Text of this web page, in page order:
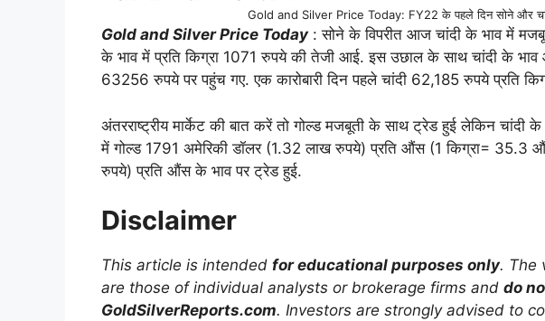
Gold and Silver Price Today: FY22 के पहले दिन सोने और
Gold and Silver Price Today: सोने के विपरीत आज चांदी के भाव में
के भाव में प्रति किग्रा 1071 रुपये की तेजी आई. इस उछाल के साथ चांदी के भाव
63256 रुपये पर पहुंच गए. एक कारोबारी दिन पहले चांदी 62,185 रुपये प्रति
अंतरराष्ट्रीय मार्केट की बात करें तो गोल्ड मजबूती के साथ ट्रेड हुई लेकिन चांदी
में गोल्ड 1791 अमेरिकी डॉलर (1.32 लाख रुपये) प्रति औंस (1 किग्रा= 35.3
रुपये) प्रति औंस के भाव पर ट्रेड हुई.
Disclaimer
This article is intended for educational purposes only. The
are those of individual analysts or brokerage firms and do
GoldSilverReports.com. Investors are strongly advised to